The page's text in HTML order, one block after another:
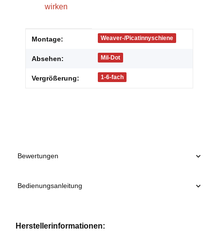
wirken
Produkteigenschaft
Wert
Montage: Weaver-/Picatinnyschiene
Absehen: Mil-Dot
Vergrößerung: 1-6-fach
Bewertungen
Bedienungsanleitung
Herstellerinformationen: